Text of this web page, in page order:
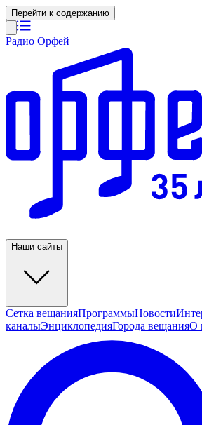
Перейти к содержанию
Радио Орфей
Наши сайты
Сетка вещанияПрограммыНовости
каналыЭнциклопедияГорода вещанияО